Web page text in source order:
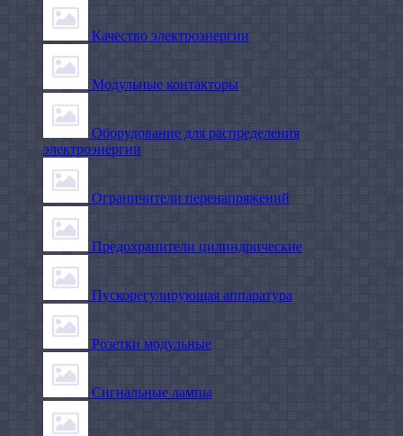
Качество электроэнергии
Модульные контакторы
Оборудование для распределения
электроэнергии
Ограничители перенапряжений
Предохранители цилиндрические
Пускорегулирующая аппаратура
Розетки модульные
Сигнальные лампы